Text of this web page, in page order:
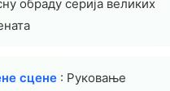
обраду серија великих
сцене : Руковање